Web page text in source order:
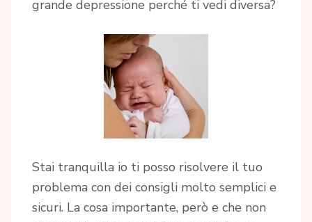
grande depressione perché ti vedi diversa?
Stai tranquilla io ti posso risolvere il tuo
problema con dei consigli molto semplici e
sicuri. La cosa importante, però e che non